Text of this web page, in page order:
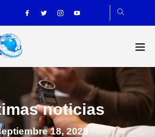
noticias
18, 2025